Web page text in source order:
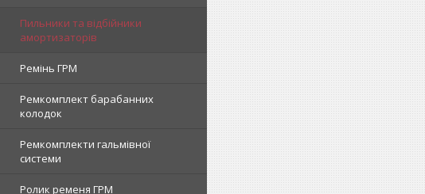
Пильники та відбійники
амортизаторів
Ремінь ГРМ
Ремкомплект барабанних
колодок
Ремкомплекти гальмівної
системи
Ролик ременя ГРМ